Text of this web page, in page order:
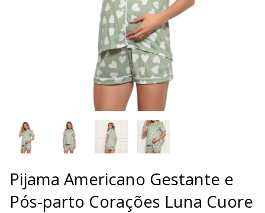
Pijama Americano Gestante e
Pós-parto Corações Luna Cuore